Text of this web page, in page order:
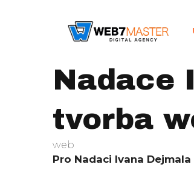
Nadace
tvorba
web
Pro Nadaci Ivana